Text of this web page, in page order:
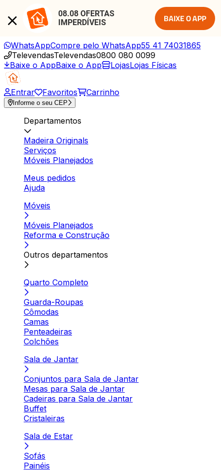
08.08 OFERTAS
IMPERDÍVEIS
BAIXE O APP
WhatsAppCompre pelo WhatsApp55 41 74031865
TelevendasTelevendas0800 080 0099
Baixe o AppBaixe o App LojasLojas Físicas
Entrar Favoritos Carrinho
Informe o seu CEP
Departamentos
Madeira Originals
Serviços
Móveis Planejados
Meus pedidos
Ajuda
Móveis
Móveis Planejados
Reforma e Construção
Outros departamentos
Quarto Completo
Guarda-Roupas
Cômodas
Camas
Penteadeiras
Colchões
Sala de Jantar
Conjuntos para Sala de Jantar
Mesas para Sala de Jantar
Cadeiras para Sala de Jantar
Buffet
Cristaleiras
Sala de Estar
Sofás
Painéis